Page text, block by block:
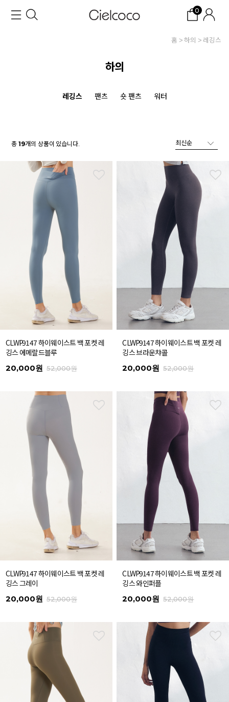
0
홈 하의 레깅스
하의
레깅스 팬츠 숏 팬츠 워터
총19개의 상품이 있습니다.
CLWP9147 하이웨이스트 백 포켓 레
깅스 에메랄드블루
20,000원 52,000원
CLWP9147 하이웨이스트 백 포켓 레
깅스 브라운챠콜
20,000원 52,000원
CLWP9147 하이웨이스트 백 포켓 레
깅스 그레이
20,000원 52,000원
CLWP9147 하이웨이스트 백 포켓 레
깅스 와인퍼플
20,000원 52,000원